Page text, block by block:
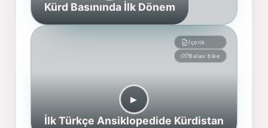
Kürd Basınında İlk Dönem
İçerik
Belav bike
▶︎
İlk Türkçe Ansiklopedide Kürdistan